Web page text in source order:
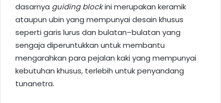
dasarnya guiding blockini merupakan keramik
ataupun ubin yang mempunyai desain khusus
seperti garis lurus dan bulatan–bulatan yang
sengaja diperuntukkan untuk membantu
mengarahkan para pejalan kaki yang mempunyai
kebutuhan khusus, terlebih untuk penyandang
tunanetra.